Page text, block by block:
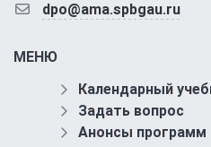
dpo@ama.spbgau.ru
МЕНЮ
Календарный
Задать вопрос
Анонсы программ